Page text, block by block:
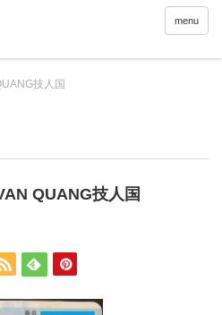
menu
技人国
QUANG技人国